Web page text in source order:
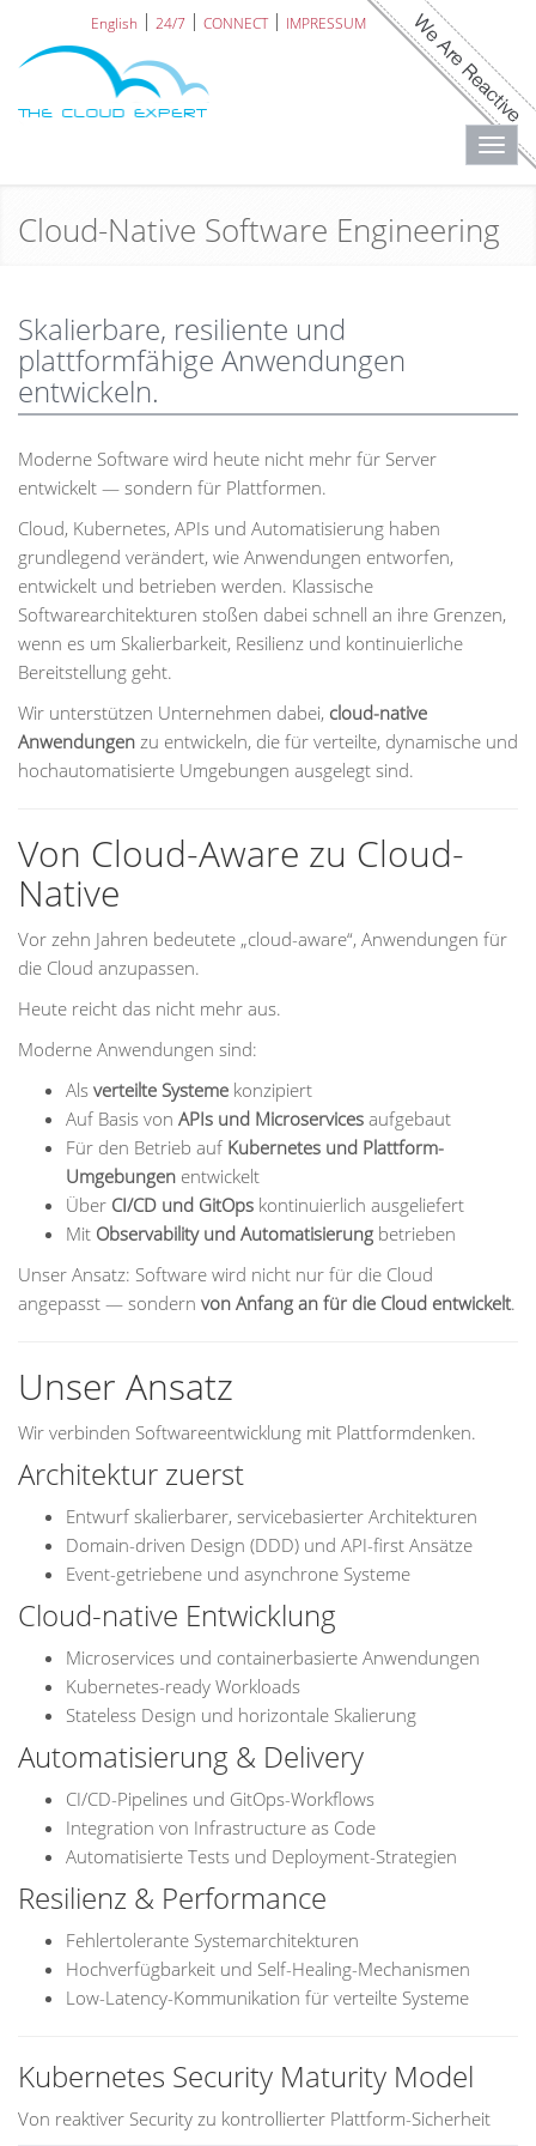
English 24/7 CONNECT IMPRESSUM
Cloud-Native Software Engineering
Skalierbare, resiliente und
plattformfähige Anwendungen
entwickeln.
Moderne Software wird heute nicht mehr für Server
entwickelt — sondern für Plattformen.
Cloud, Kubernetes, APIs und Automatisierung haben
grundlegend verändert, wie Anwendungen entworfen,
entwickelt und betrieben werden. Klassische
Softwarearchitekturen stoßen dabei schnell an ihre Grenzen,
wenn es um Skalierbarkeit, Resilienz und kontinuierliche
Bereitstellung geht.
Wir unterstützen Unternehmen dabei, cloud-native
Anwendungen zu entwickeln, die für verteilte, dynamische und
hochautomatisierte Umgebungen ausgelegt sind.
Von Cloud-Aware zu Cloud-
Native
Vor zehn Jahren bedeutete „cloud-aware“, Anwendungen für
die Cloud anzupassen.
Heute reicht das nicht mehr aus.
Moderne Anwendungen sind:
Als verteilte Systeme konzipiert
Auf Basis von APIs und Microservices aufgebaut
Für den Betrieb auf Kubernetes und Plattform-
Umgebungen entwickelt
Über CI/CD und GitOps kontinuierlich ausgeliefert
Mit Observability und Automatisierung betrieben
Unser Ansatz: Software wird nicht nur für die Cloud
angepasst — sondern von Anfang an für die Cloud entwickelt.
Unser Ansatz
Wir verbinden Softwareentwicklung mit Plattformdenken.
Architektur zuerst
Entwurf skalierbarer, servicebasierter Architekturen
Domain-driven Design (DDD) und API-first Ansätze
Event-getriebene und asynchrone Systeme
Cloud-native Entwicklung
Microservices und containerbasierte Anwendungen
Kubernetes-ready Workloads
Stateless Design und horizontale Skalierung
Automatisierung & Delivery
CI/CD-Pipelines und GitOps-Workflows
Integration von Infrastructure as Code
Automatisierte Tests und Deployment-Strategien
Resilienz & Performance
Fehlertolerante Systemarchitekturen
Hochverfügbarkeit und Self-Healing-Mechanismen
Low-Latency-Kommunikation für verteilte Systeme
Kubernetes Security Maturity Model
Von reaktiver Security zu kontrollierter Plattform-Sicherheit